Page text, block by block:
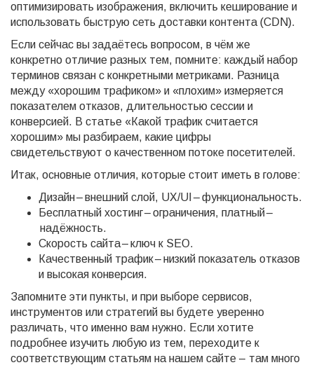
оптимизировать изображения, включить кеширование и
использовать быструю сеть доставки контента (CDN).
Если сейчас вы задаётесь вопросом, в чём же
конкретно отличие разных тем, помните: каждый набор
терминов связан с конкретными метриками. Разница
между «хорошим трафиком» и «плохим» измеряется
показателем отказов, длительностью сессии и
конверсией. В статье «Какой трафик считается
хорошим» мы разбираем, какие цифры
свидетельствуют о качественном потоке посетителей.
Итак, основные отличия, которые стоит иметь в голове:
Дизайн – внешний слой, UX/UI – функциональность.
Бесплатный хостинг – ограничения, платный –
надёжность.
Скорость сайта – ключ к SEO.
Качественный трафик – низкий показатель отказов
и высокая конверсия.
Запомните эти пункты, и при выборе сервисов,
инструментов или стратегий вы будете уверенно
различать, что именно вам нужно. Если хотите
подробнее изучить любую из тем, переходите к
соответствующим статьям на нашем сайте – там много